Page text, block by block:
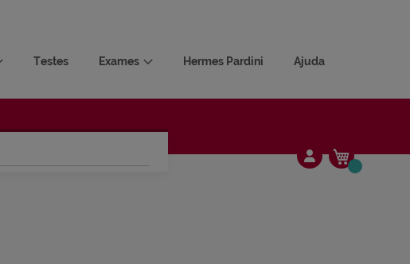
Testes Exames Hermes Pardini Ajuda
Alterar